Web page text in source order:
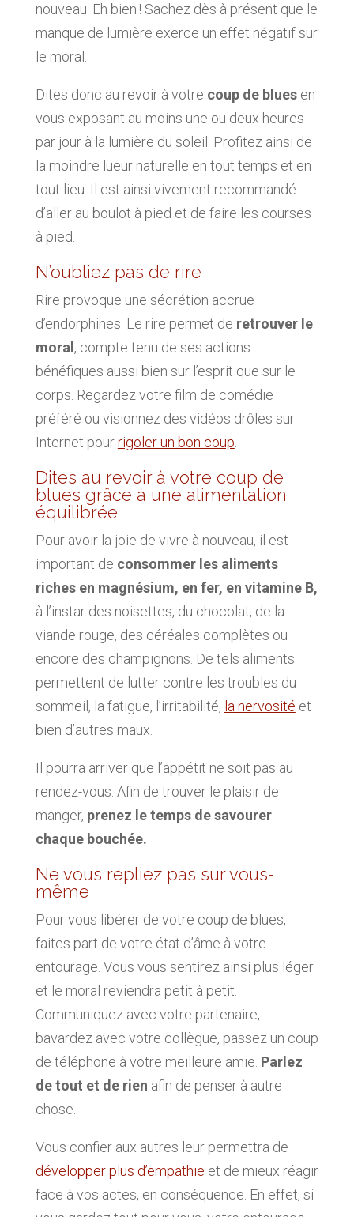
nouveau. Eh bien ! Sachez dès à présent que le
manque de lumière exerce un effet négatif sur
le moral.
Dites donc au revoir à votre coup de bluesen
vous exposant au moins une ou deux heures
par jour à la lumière du soleil. Profitez ainsi de
la moindre lueur naturelle en tout temps et en
tout lieu. Il est ainsi vivement recommandé
d’aller au boulot à pied et de faire les courses
à pied.
N’oubliez pas de rire
Rire provoque une sécrétion accrue
d’endorphines. Le rire permet de retrouver le
moral , compte tenu de ses actions
bénéfiques aussi bien sur l’esprit que sur le
corps. Regardez votre film de comédie
préféré ou visionnez des vidéos drôles sur
Internet pourrigoler un bon coup.
Dites au revoir à votre coup de
blues grâce à une alimentation
équilibrée
Pour avoir la joie de vivre à nouveau, il est
important de consommer les aliments
riches en magnésium, en fer, en vitamine B,
à l’instar des noisettes, du chocolat, de la
viande rouge, des céréales complètes ou
encore des champignons. De tels aliments
permettent de lutter contre les troubles du
sommeil, la fatigue, l’irritabilité, la nervosité et
bien d’autres maux.
Il pourra arriver que l’appétit ne soit pas au
rendez-vous. Afin de trouver le plaisir de
manger, prenez le temps de savourer
chaque bouchée.
Ne vous repliez pas sur vous-
même
Pour vous libérer de votre coup de blues,
faites part de votre état d’âme à votre
entourage. Vous vous sentirez ainsi plus léger
et le moral reviendra petit à petit.
Communiquez avec votre partenaire,
bavardez avec votre collègue, passez un coup
de téléphone à votre meilleure amie. Parlez
de tout et de rien afin de penser à autre
chose.
Vous confier aux autres leur permettra de
développer plus d’empathie et de mieux réagir
face à vos actes, en conséquence. En effet, si